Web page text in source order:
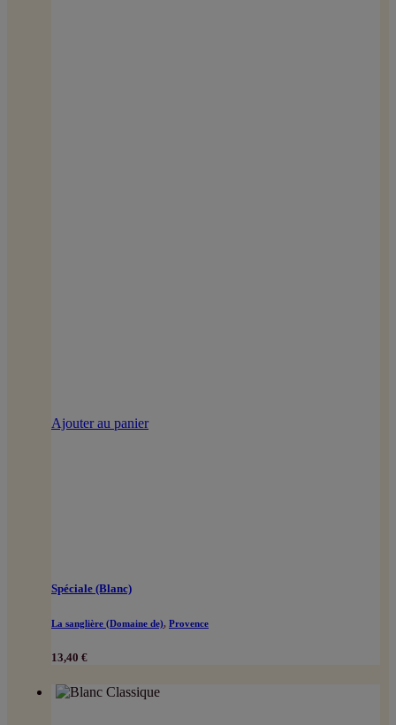
Ajouter au panier
Spéciale (Blanc)
La sanglière (Domaine de), Provence
13,40 €